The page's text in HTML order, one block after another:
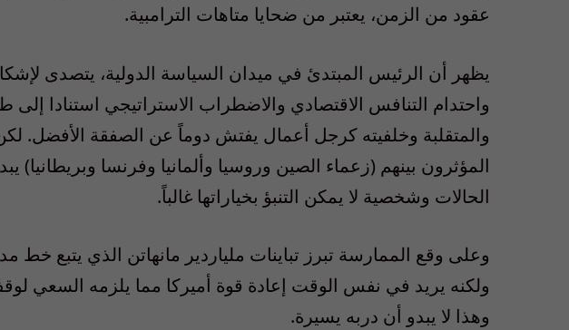
عقود من الزمن، يعتبر من ضحايا متاهات الترامبية.
يظهر أن الرئيس المبتدئ في ميدان السياسة الدولية، يتصدى
واحتدام التنافس الاقتصادي والاضطراب الاستراتيجي استنادا إلى
والمتقلبة وخلفيته كرجل أعمال يفتش دوماً عن الصفقة الأفضل.
المؤثرون بينهم (زعماء الصين وروسيا وألمانيا وفرنسا
الحالات وشخصية لا يمكن التنبؤ بخياراتها غالباً.
وعلى وقع الممارسة تبرز تباينات ملياردير مانهاتن الذي يتبع خط
ولكنه يريد في نفس الوقت إعادة قوة أميركا مما يلزمه السعي
وهذا لا يبدو أن دربه يسيرة.